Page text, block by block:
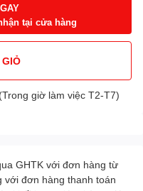
tại cửa hàng
giờ làm việc T2-T7)
GHTK với đơn hàng từ
với đơn hàng thanh toán